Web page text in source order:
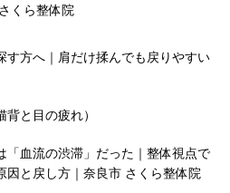
くら整体院
す方へ｜肩だけ揉んでも戻りやすい
と目の疲れ）
「血流の渋滞」だった｜整体視点で
因と戻し方｜奈良市 さくら整体院